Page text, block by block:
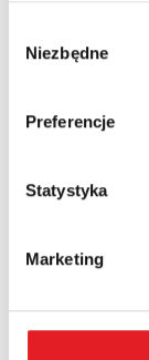
zgody
Niezbędne
Preferencje
Statystyka
Marketing
News